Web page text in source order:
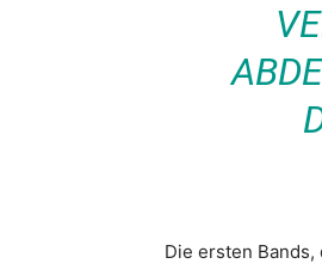
Die ersten Bands,